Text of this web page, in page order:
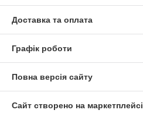
Доставка та оплата
Графік роботи
Повна версія сайту
Сайт створено на маркетплейсі